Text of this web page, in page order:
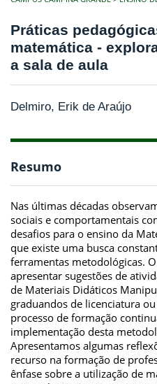
Práticas
matemática -
a sala de aula
Delmiro, Erik de Araújo
Resumo
Nas últimas décadas
sociais e comportamentais
desafios para o ensino da
que existe uma busca
ferramentas metodológicas.
apresentar sugestões de
de Materiais Didáticos
graduandos de licenciatura
processo de formação
implementação desta
Apresentamos algumas
recurso na formação de
ênfase sobre a utilização de